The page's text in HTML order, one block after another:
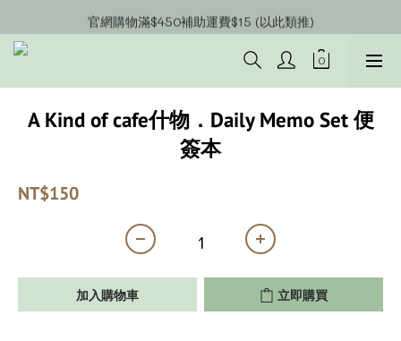
官網會員募集中~立即註冊即可獲得購物金$20!!!
官網購物滿$450補助運費$15 (以此類推)
官網購物超商郵寄滿$1200/宅配到府滿$1600免運費!!
官網會員募集中~立即註冊即可獲得購物金$20!!!
A Kind of cafe什物．Daily Memo Set 便
簽本
NT$150
加入購物車 立即購買